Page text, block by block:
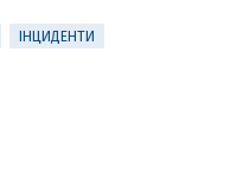
ІНЦИДЕНТИ